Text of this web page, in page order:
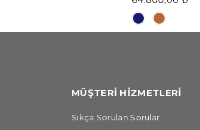
MÜŞTERİ HİZMETLERİ
Sıkça Sorulan Sorular